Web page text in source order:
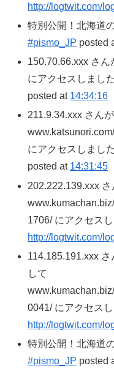
http://logtwit.com/
特別公開！北海道
#pismo_JP posted
150.70.66.xxx さ
にアクセスしました
posted at 14:34:16
211.9.34.xxx さん
にアクセスしました
posted at 14:31:45
202.222.139.xxx
1706/ にアクセス
http://logtwit.com/
114.185.191.xxx
して
0041/ にアクセス
http://logtwit.com/
特別公開！北海道
#pismo_JP posted